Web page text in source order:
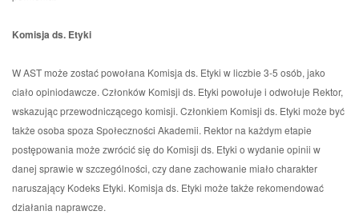
Komisja ds. Etyki
W AST może zostać powołana Komisja ds. Etyki w liczbie 3-5 osób, jako
ciało opiniodawcze. Członków Komisji ds. Etyki powołuje i odwołuje Rektor,
wskazując przewodniczącego komisji. Członkiem Komisji ds. Etyki może być
także osoba spoza Społeczności Akademii. Rektor na każdym etapie
postępowania może zwrócić się do Komisji ds. Etyki o wydanie opinii w
danej sprawie w szczególności, czy dane zachowanie miało charakter
naruszający Kodeks Etyki. Komisja ds. Etyki może także rekomendować
działania naprawcze.